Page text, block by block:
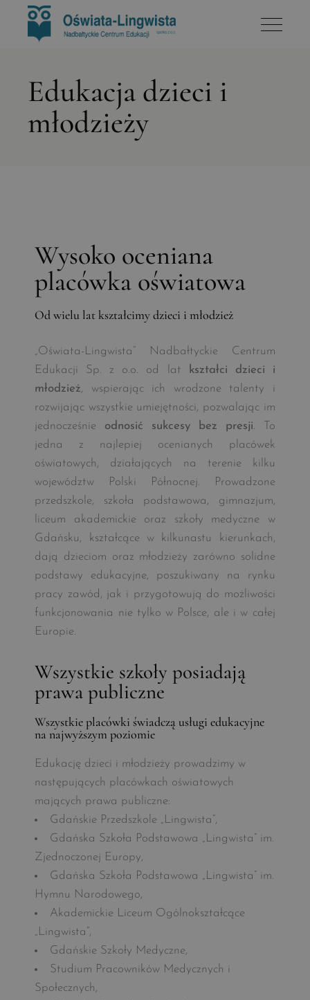
Edukacja dzieci i
młodzieży
Wysoko oceniana
placówka oświatowa
Od wielu lat kształcimy dzieci i młodzież
„Oświata-Lingwista” Nadbałtyckie Centrum
Edukacji Sp. z o.o. od lat
kształci dzieci i
młodzież, wspierając ich wrodzone talenty i
rozwijając wszystkie umiejętności, pozwalając im
jednocześnie odnosić sukcesy bez presji. To
jedna z najlepiej ocenianych placówek
oświatowych, działających na terenie kilku
województw Polski Północnej. Prowadzone
przedszkole, szkoła podstawowa, gimnazjum,
liceum akademickie oraz szkoły medyczne w
Gdańsku, kształcące w kilkunastu kierunkach,
dają dzieciom oraz młodzieży zarówno solidne
podstawy edukacyjne, poszukiwany na rynku
pracy zawód, jak i przygotowują do możliwości
funkcjonowania nie tylko w Polsce, ale i w całej
Europie.
Wszystkie szkoły posiadają
prawa publiczne
Wszystkie placówki świadczą usługi edukacyjne
na najwyższym poziomie
Edukację dzieci i młodzieży prowadzimy w
następujących placówkach oświatowych
mających prawa publiczne:
Gdańskie Przedszkole „Lingwista”,
Gdańska Szkoła Podstawowa „Lingwista” im.
Zjednoczonej Europy,
Gdańska Szkoła Podstawowa „Lingwista” im.
Hymnu Narodowego,
Akademickie Liceum Ogólnokształcące
„Lingwista”,
Gdańskie Szkoły Medyczne,
Studium Pracowników Medycznych i
Społecznych,